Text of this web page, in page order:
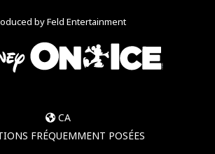
by Feld Entertainment
CA
FRÉQUEMMENT POSÉES